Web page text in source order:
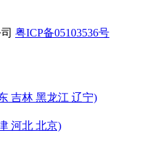
粤ICP备05103536号
吉林 黑龙江 辽宁)
河北 北京)